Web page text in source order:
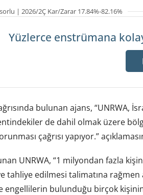
| 2026/2Ç Kar/Zarar 17.84%-82.16%
Yüzlerce enstrümana
bulunan ajans, “UNRWA,
de dahil olmak üzere
çağrısı yapıyor.”
UNRWA, “1 milyondan fazla
tahliye edilmesi talimatına rağmen
engellilerin bulunduğu birçok